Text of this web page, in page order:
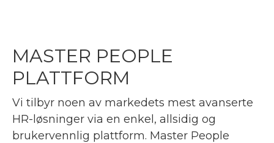
MASTER PEOPLE
PLATTFORM
Vi tilbyr noen av markedets mest avanserte
HR-løsninger via en enkel, allsidig og
brukervennlig plattform. Master People